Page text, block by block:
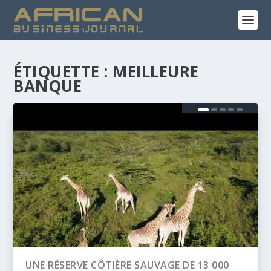
ÉTIQUETTE : MEILLEURE
BANQUE
BANQUE AFRICAINE DE DÉVELOPPEMENT